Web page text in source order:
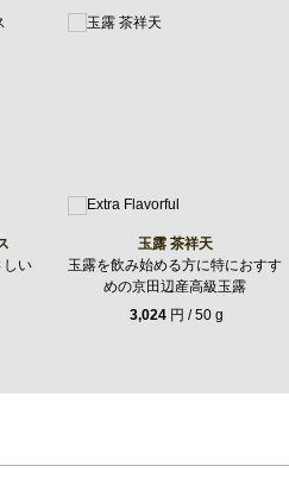
しい
玉露 茶祥天
玉露を飲み始める方に特におすす
めの京田辺産高級玉露
3,024円 / 50 g